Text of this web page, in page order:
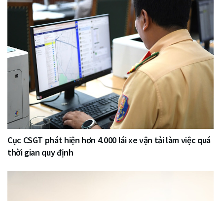
Cục CSGT phát hiện hơn 4.000 lái xe vận tải làm việc quá
thời gian quy định